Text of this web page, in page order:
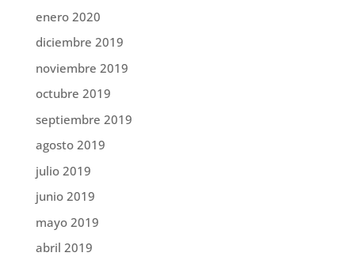
enero 2020
diciembre 2019
noviembre 2019
octubre 2019
septiembre 2019
agosto 2019
julio 2019
junio 2019
mayo 2019
abril 2019